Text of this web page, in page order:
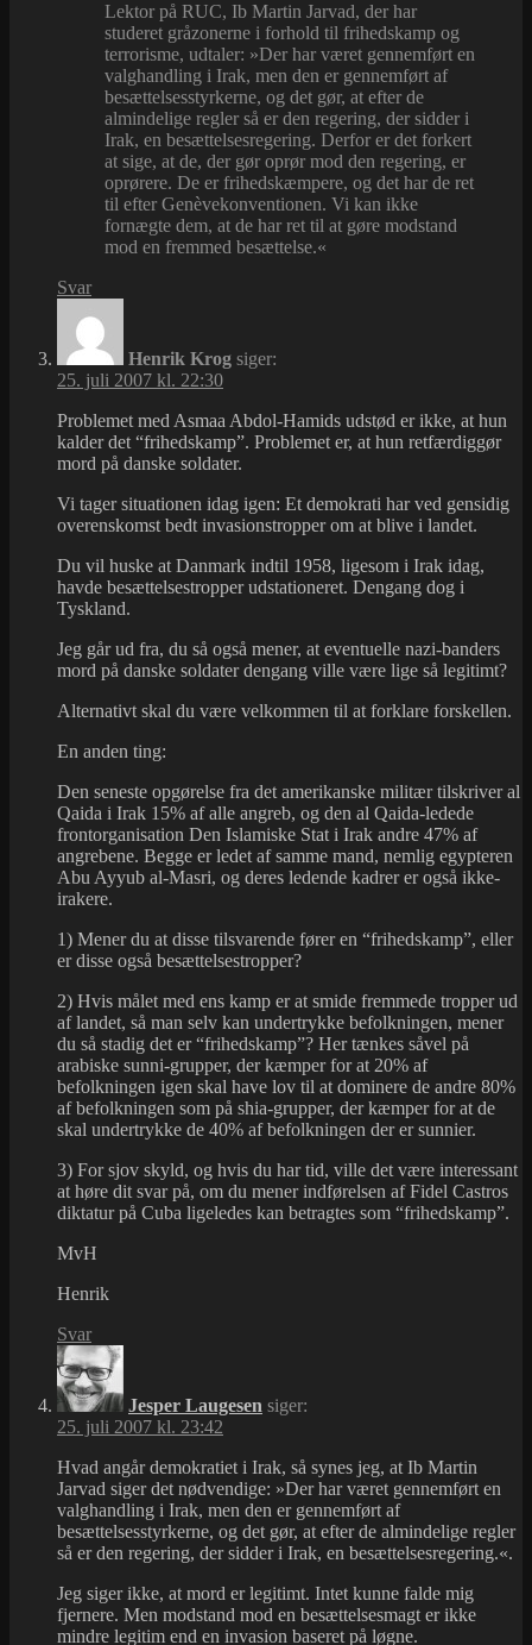
Lektor på RUC, Ib Martin Jarvad, der har
studeret gråzonerne i forhold til frihedskamp og
terrorisme, udtaler: »Der har været gennemført en
valghandling i Irak, men den er gennemført af
besættelsesstyrkerne, og det gør, at efter de
almindelige regler så er den regering, der sidder i
Irak, en besættelsesregering. Derfor er det forkert
at sige, at de, der gør oprør mod den regering, er
oprørere. De er frihedskæmpere, og det har de ret
til efter Genèvekonventionen. Vi kan ikke
fornægte dem, at de har ret til at gøre modstand
mod en fremmed besættelse.«
Svar
Henrik Krog siger:
25. juli 2007 kl. 22:30
Problemet med Asmaa Abdol-Hamids udstød er ikke, at hun
kalder det “frihedskamp”. Problemet er, at hun retfærdiggør
mord på danske soldater.
Vi tager situationen idag igen: Et demokrati har ved gensidig
overenskomst bedt invasionstropper om at blive i landet.
Du vil huske at Danmark indtil 1958, ligesom i Irak idag,
havde besættelsestropper udstationeret. Dengang dog i
Tyskland.
Jeg går ud fra, du så også mener, at eventuelle nazi-banders
mord på danske soldater dengang ville være lige så legitimt?
Alternativt skal du være velkommen til at forklare forskellen.
En anden ting:
Den seneste opgørelse fra det amerikanske militær tilskriver al
Qaida i Irak 15% af alle angreb, og den al Qaida-ledede
frontorganisation Den Islamiske Stat i Irak andre 47% af
angrebene. Begge er ledet af samme mand, nemlig egypteren
Abu Ayyub al-Masri, og deres ledende kadrer er også ikke-
irakere.
1) Mener du at disse tilsvarende fører en “frihedskamp”, eller
er disse også besættelsestropper?
2) Hvis målet med ens kamp er at smide fremmede tropper ud
af landet, så man selv kan undertrykke befolkningen, mener
du så stadig det er “frihedskamp”? Her tænkes såvel på
arabiske sunni-grupper, der kæmper for at 20% af
befolkningen igen skal have lov til at dominere de andre 80%
af befolkningen som på shia-grupper, der kæmper for at de
skal undertrykke de 40% af befolkningen der er sunnier.
3) For sjov skyld, og hvis du har tid, ville det være interessant
at høre dit svar på, om du mener indførelsen af Fidel Castros
diktatur på Cuba ligeledes kan betragtes som “frihedskamp”.
MvH
Henrik
Svar
Jesper Laugesen siger:
25. juli 2007 kl. 23:42
Hvad angår demokratiet i Irak, så synes jeg, at Ib Martin
Jarvad siger det nødvendige: »Der har været gennemført en
valghandling i Irak, men den er gennemført af
besættelsesstyrkerne, og det gør, at efter de almindelige regler
så er den regering, der sidder i Irak, en besættelsesregering.«.
Jeg siger ikke, at mord er legitimt. Intet kunne falde mig
fjernere. Men modstand mod en besættelsesmagt er ikke
mindre legitim end en invasion baseret på løgne.